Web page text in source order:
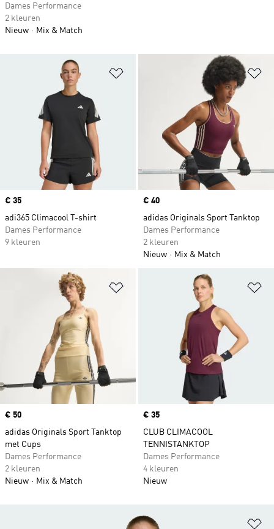
Op verlanglijst zetten
Price
€ 35
adi365 Climacool T-shirt
Dames Performance
9 kleuren
Price
€ 40
adidas Originals Sport Tanktop
Dames Performance
2 kleuren
Nieuw
Mix & Match
Op verlanglijst zetten
Price
€ 50
adidas Originals Sport Tanktop
met Cups
Dames Performance
2 kleuren
Nieuw
Mix & Match
Price
€ 35
CLUB CLIMACOOL
TENNISTANKTOP
Dames Performance
4 kleuren
Nieuw
Dames Performance
2 kleuren
Nieuw
Mix & Match